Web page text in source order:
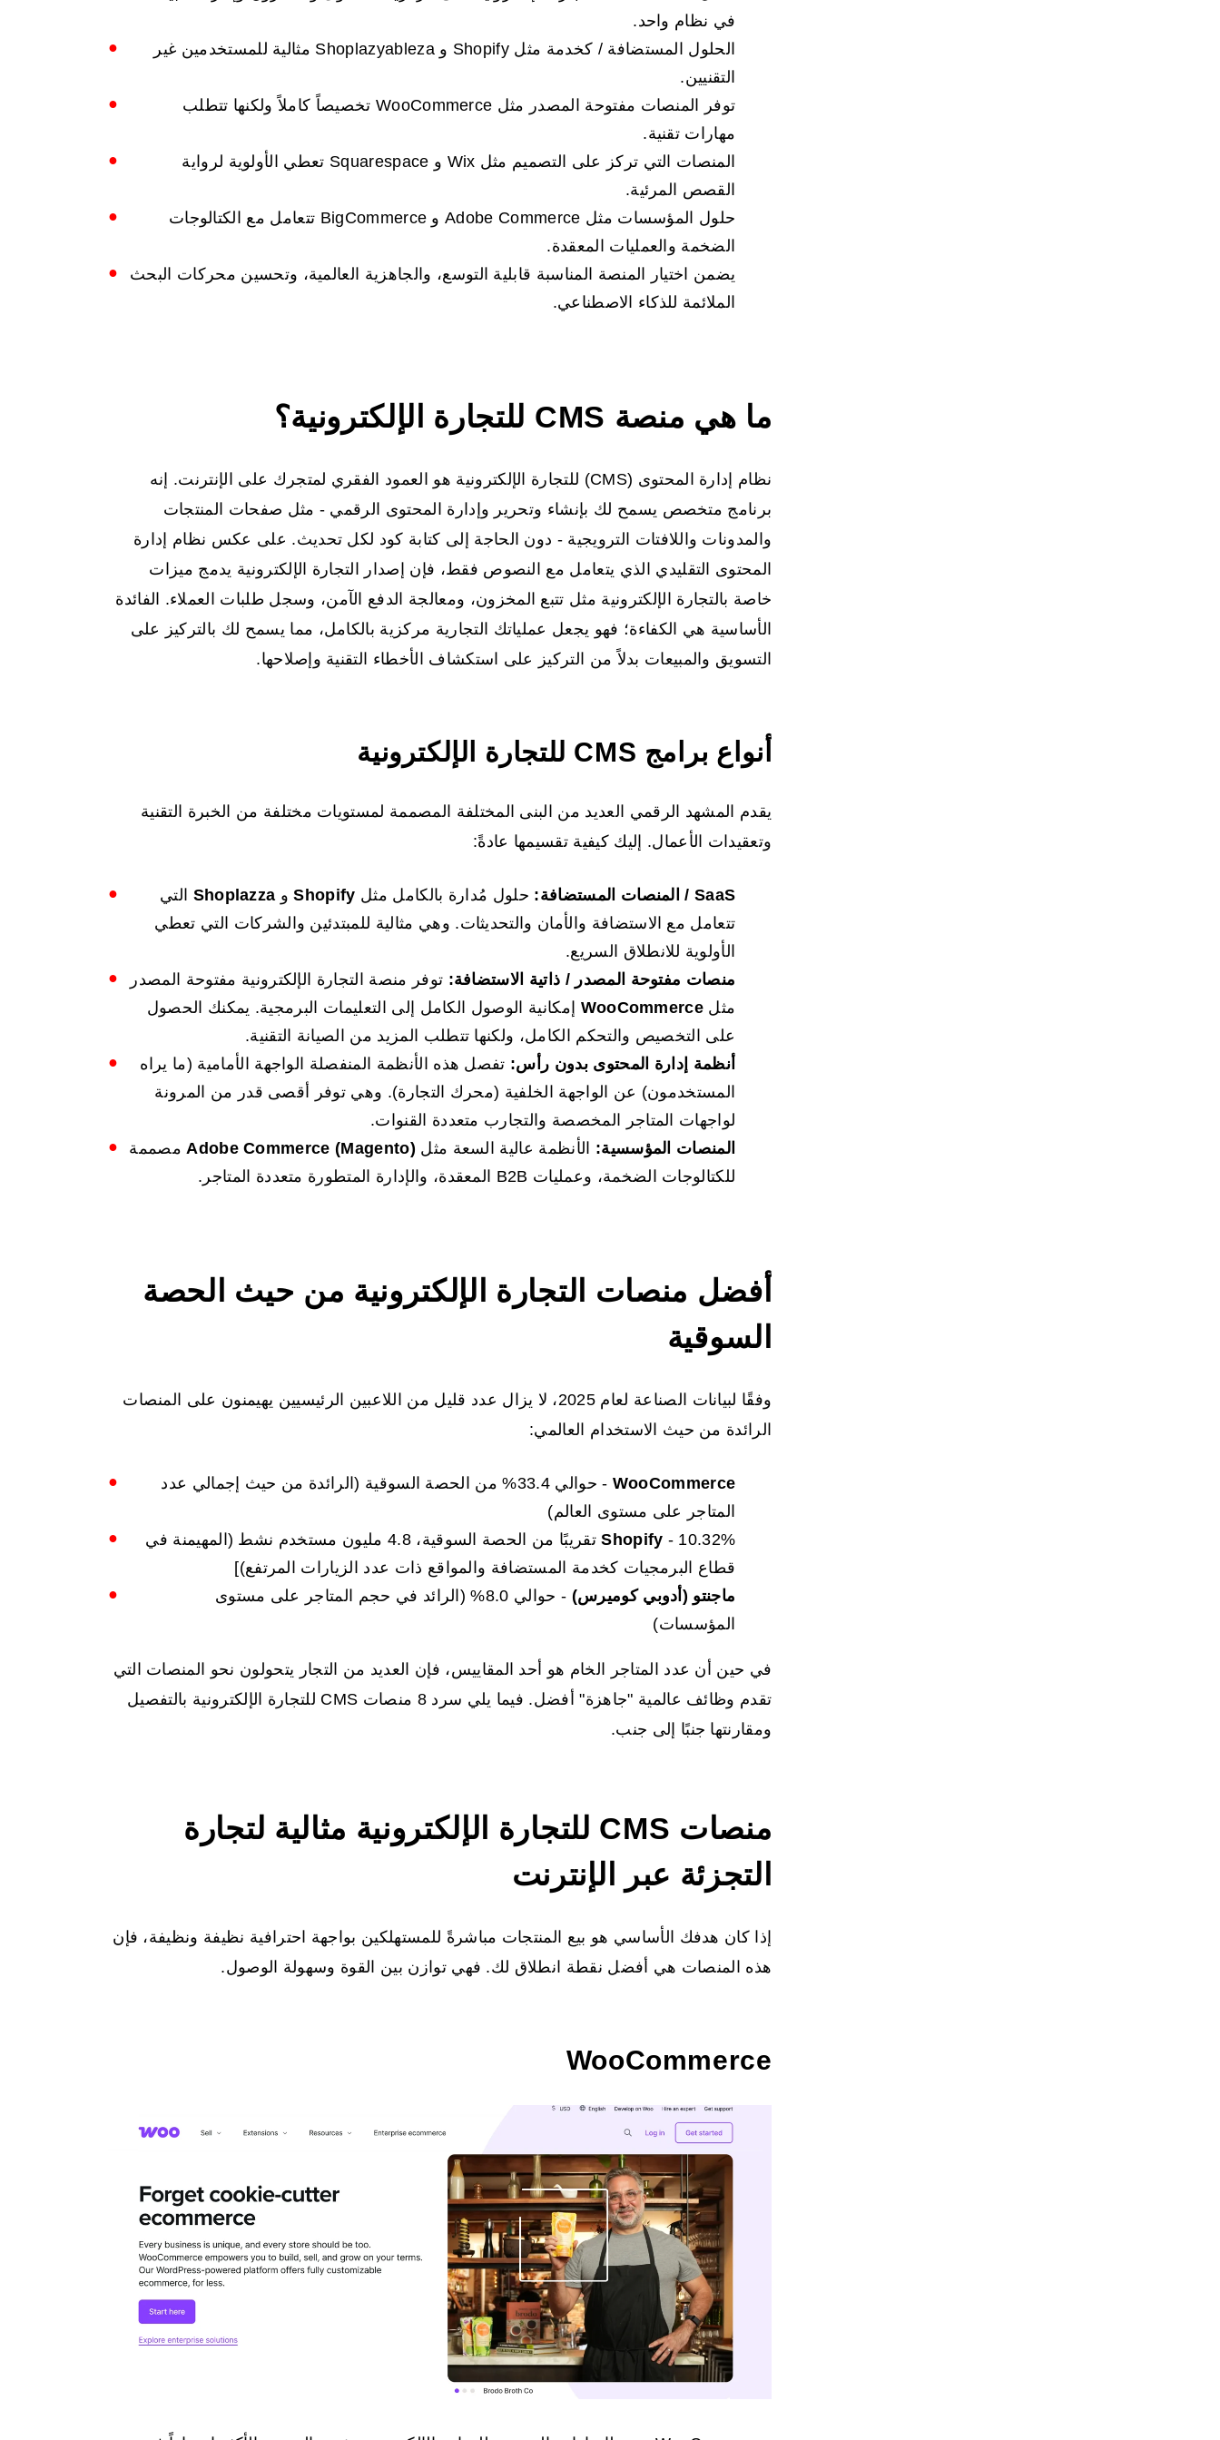
في نظام واحد.
الحلول المستضافة / كخدمة مثل Shopify و Shoplazyableza مثالية للمستخدمين غير
التقنيين.
توفر المنصات مفتوحة المصدر مثل WooCommerce تخصيصاً كاملاً ولكنها تتطلب
مهارات تقنية.
المنصات التي تركز على التصميم مثل Wix و Squarespace تعطي الأولوية لرواية
القصص المرئية.
حلول المؤسسات مثل Adobe Commerce و BigCommerce تتعامل مع الكتالوجات
الضخمة والعمليات المعقدة.
يضمن اختيار المنصة المناسبة قابلية التوسع، والجاهزية العالمية، وتحسين محركات البحث
الملائمة للذكاء الاصطناعي.
ما هي منصة CMS للتجارة الإلكترونية؟
نظام إدارة المحتوى (CMS) للتجارة الإلكترونية هو العمود الفقري لمتجرك على الإنترنت. إنه
برنامج متخصص يسمح لك بإنشاء وتحرير وإدارة المحتوى الرقمي - مثل صفحات المنتجات
والمدونات واللافتات الترويجية - دون الحاجة إلى كتابة كود لكل تحديث. على عكس نظام إدارة
المحتوى التقليدي الذي يتعامل مع النصوص فقط، فإن إصدار التجارة الإلكترونية يدمج ميزات
خاصة بالتجارة الإلكترونية مثل تتبع المخزون، ومعالجة الدفع الآمن، وسجل طلبات العملاء. الفائدة
الأساسية هي الكفاءة؛ فهو يجعل عملياتك التجارية مركزية بالكامل، مما يسمح لك بالتركيز على
التسويق والمبيعات بدلاً من التركيز على استكشاف الأخطاء التقنية وإصلاحها.
أنواع برامج CMS للتجارة الإلكترونية
يقدم المشهد الرقمي العديد من البنى المختلفة المصممة لمستويات مختلفة من الخبرة التقنية
وتعقيدات الأعمال. إليك كيفية تقسيمها عادةً:
SaaS/ المنصات المستضافة: حلول مُدارة بالكامل مثل Shopifyو Shoplazza التي
تتعامل مع الاستضافة والأمان والتحديثات. وهي مثالية للمبتدئين والشركات التي تعطي
الأولوية للانطلاق السريع.
منصات مفتوحة المصدر / ذاتية الاستضافة: توفر منصة التجارة الإلكترونية مفتوحة المصدر
مثل WooCommerce إمكانية الوصول الكامل إلى التعليمات البرمجية. يمكنك الحصول
على التخصيص والتحكم الكامل، ولكنها تتطلب المزيد من الصيانة التقنية.
أنظمة إدارة المحتوى بدون رأس: تفصل هذه الأنظمة المنفصلة الواجهة الأمامية (ما يراه
المستخدمون) عن الواجهة الخلفية (محرك التجارة). وهي توفر أقصى قدر من المرونة
لواجهات المتاجر المخصصة والتجارب متعددة القنوات.
المنصات المؤسسية: الأنظمة عالية السعة مثل Adobe Commerce (Magento)مصممة
للكتالوجات الضخمة، وعمليات B2B المعقدة، والإدارة المتطورة متعددة المتاجر.
أفضل منصات التجارة الإلكترونية من حيث الحصة
السوقية
وفقًا لبيانات الصناعة لعام 2025، لا يزال عدد قليل من اللاعبين الرئيسيين يهيمنون على المنصات
الرائدة من حيث الاستخدام العالمي:
WooCommerce
- حوالي 33.4% من الحصة السوقية (الرائدة من حيث إجمالي عدد
المتاجر على مستوى العالم)
Shopify
- 10.32% تقريبًا من الحصة السوقية، 4.8 مليون مستخدم نشط (المهيمنة في
قطاع البرمجيات كخدمة المستضافة والمواقع ذات عدد الزيارات المرتفع)]
ماجنتو (أدوبي كوميرس)
- حوالي 8.0% (الرائد في حجم المتاجر على مستوى
المؤسسات)
في حين أن عدد المتاجر الخام هو أحد المقاييس، فإن العديد من التجار يتحولون نحو المنصات التي
تقدم وظائف عالمية "جاهزة" أفضل. فيما يلي سرد 8 منصات
CMS للتجارة الإلكترونية
بالتفصيل
ومقارنتها جنبًا إلى جنب.
منصات CMS للتجارة الإلكترونية مثالية لتجارة
التجزئة عبر الإنترنت
إذا كان هدفك الأساسي هو بيع المنتجات مباشرةً للمستهلكين بواجهة احترافية نظيفة ونظيفة، فإن
هذه المنصات هي أفضل نقطة انطلاق لك. فهي توازن بين القوة وسهولة الوصول.
WooCommerce